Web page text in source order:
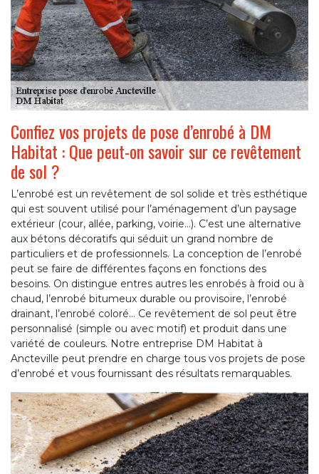
Confiez vos projets de pose d’enrobé à DM
Habitat : Que peut-on savoir sur ce revêtement
de sol ?
L’enrobé est un revêtement de sol solide et très esthétique
qui est souvent utilisé pour l’aménagement d’un paysage
extérieur (cour, allée, parking, voirie…). C’est une alternative
aux bétons décoratifs qui séduit un grand nombre de
particuliers et de professionnels. La conception de l’enrobé
peut se faire de différentes façons en fonctions des
besoins. On distingue entres autres les enrobés à froid ou à
chaud, l’enrobé bitumeux durable ou provisoire, l’enrobé
drainant, l’enrobé coloré... Ce revêtement de sol peut être
personnalisé (simple ou avec motif) et produit dans une
variété de couleurs. Notre entreprise DM Habitat à
Ancteville peut prendre en charge tous vos projets de pose
d’enrobé et vous fournissant des résultats remarquables.